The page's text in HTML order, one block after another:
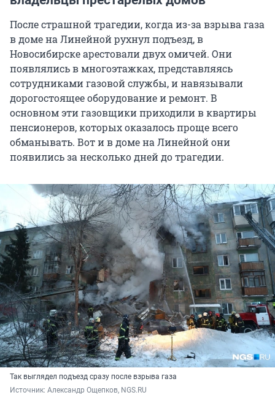
После страшной трагедии, когда из-за взрыва газа
в доме на Линейной рухнул подъезд, в
Новосибирске арестовали двух омичей. Они
появлялись в многоэтажках, представляясь
сотрудниками газовой службы, и навязывали
дорогостоящее оборудование и ремонт. В
основном эти газовщики приходили в квартиры
пенсионеров, которых оказалось проще всего
обманывать. Вот и в доме на Линейной они
появились за несколько дней до трагедии.
Так выглядел подъезд сразу после взрыва газа
Источник: Александр Ощепков, NGS.RU